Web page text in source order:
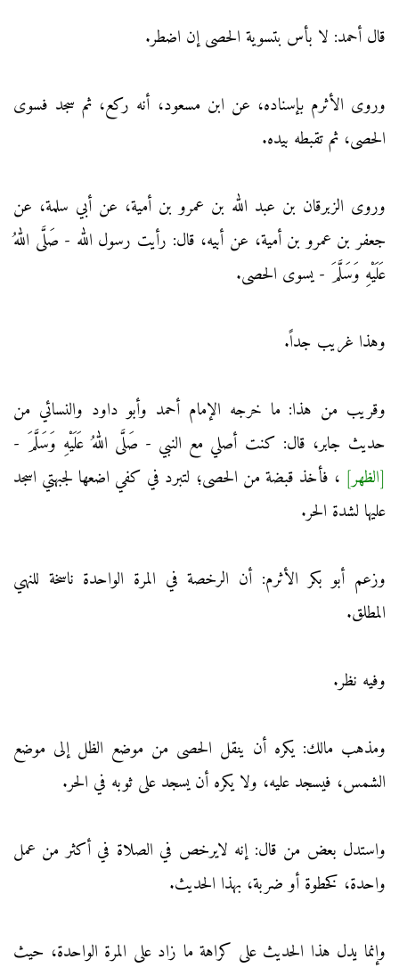
قال أحمد: لا بأس بتسوية الحصى إن اضطر.
وروى الأثرم بإسناده، عن ابن مسعود، أنه ركع، ثم سجد فسوى
الحصى، ثم تقبطه بيده.
وروى الزبرقان بن عبد الله بن عمرو بن أمية، عن أبي سلمة، عن
جعفر بن عمرو بن أمية، عن أبيه، قال: رأيت رسول الله - صَلَّى اللهُ
عَلَيْهِ وَسَلَّمَ - يسوى الحصى.
وهذا غريب جداً.
وقريب من هذا: ما خرجه الإمام أحمد وأبو داود والنسائي من
حديث جابر، قال: كنت أصلي مع النبي - صَلَّى اللهُ عَلَيْهِ وَسَلَّمَ -
[الظهر] ، فأخذ قبضة من الحصى؛ لتبرد في كفي اضعها لجبهتي اسجد
عليها لشدة الحر.
وزعم أبو بكر الأثرم: أن الرخصة في المرة الواحدة ناسخة للنهي
المطلق.
وفيه نظر.
ومذهب مالك: يكره أن ينقل الحصى من موضع الظل إلى موضع
الشمس، فيسجد عليه، ولا يكره أن يسجد على ثوبه في الحر.
واستدل بعض من قال: إنه لايرخص في الصلاة في أكثر من عمل
واحدة، كخطوة أو ضربة، بهذا الحديث.
وإنما يدل هذا الحديث على كراهة ما زاد على المرة الواحدة، حيث